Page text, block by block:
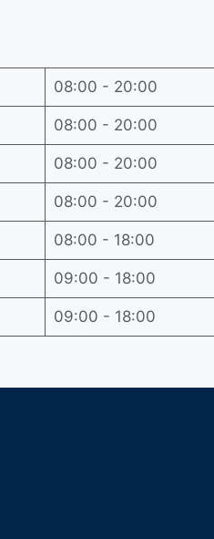
08:00 - 20:00
08:00 - 20:00
08:00 - 20:00
08:00 - 20:00
08:00 - 18:00
09:00 - 18:00
09:00 - 18:00